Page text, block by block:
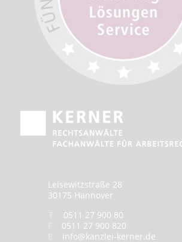
Leisewitzstraße 28
30175 Hannover
0511 27 900 80
0511 27 900 820
info@kanzlei-kerner.de